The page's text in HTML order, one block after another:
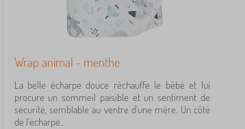
Wrap animal - menthe
La belle écharpe douce réchauffe le bébé et lui
procure un sommeil paisible et un sentiment de
sécurité, semblable au ventre d'une mère. Un côté
de l'écharpe...